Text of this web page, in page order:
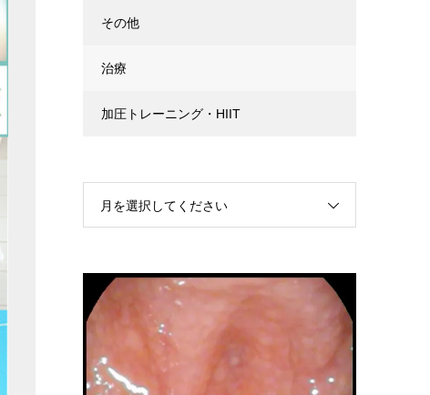
その他
治療
加圧トレーニング・HIIT
月を選択してください